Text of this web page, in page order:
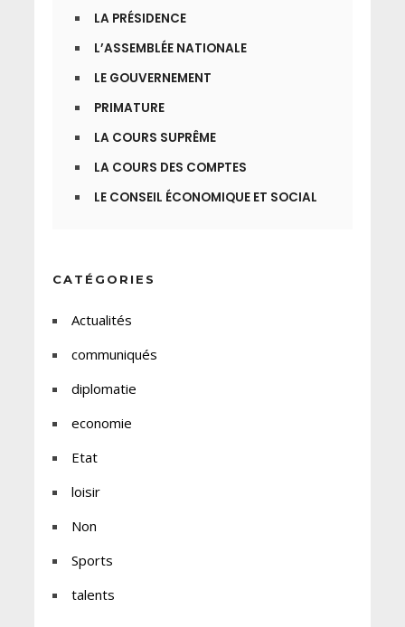
LA PRÉSIDENCE
L’ASSEMBLÉE NATIONALE
LE GOUVERNEMENT
PRIMATURE
LA COURS SUPRÊME
LA COURS DES COMPTES
LE CONSEIL ÉCONOMIQUE ET SOCIAL
CATÉGORIES
Actualités
communiqués
diplomatie
economie
Etat
loisir
Non
Sports
talents